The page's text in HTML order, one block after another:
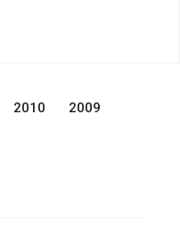
2010 2009